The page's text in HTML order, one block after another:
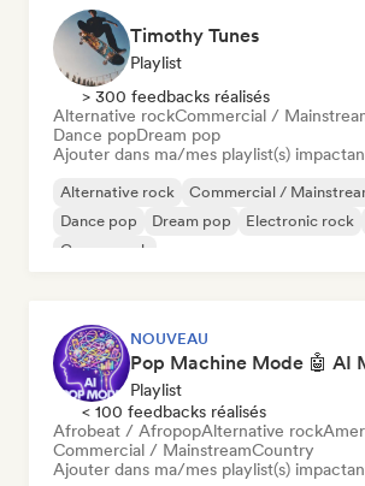
Timothy Tunes
Playlist
> 300 feedbacks réalisés
Alternative rockCommercial /
Dance popDream pop
Ajouter dans ma/mes playlist(s)
Alternative rock Commercial /
Dance pop
Dream pop Electronic rock
Garage rock
NOUVEAU
Playlist
< 100 feedbacks réalisés
Afrobeat / AfropopAlternative rock
Commercial / MainstreamCountry
Ajouter dans ma/mes playlist(s)